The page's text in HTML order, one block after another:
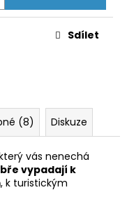
Sdílet
(8) Diskuze
vás nenechá
vypadají k
, k turistickým